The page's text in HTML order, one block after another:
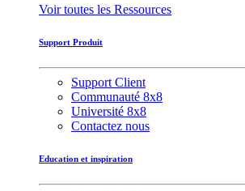
Voir toutes les Ressources
Support Produit
Support Client
Communauté 8x8
Université 8x8
Contactez nous
Education et inspiration